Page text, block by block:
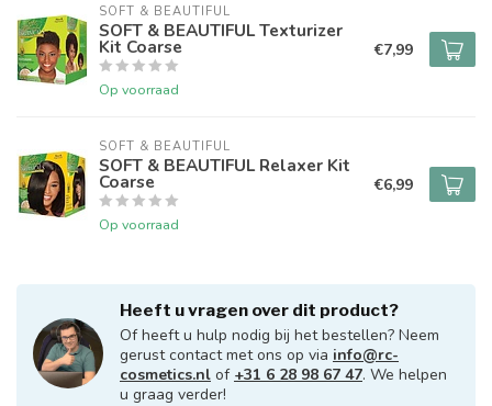
SOFT & BEAUTIFUL
SOFT & BEAUTIFUL Texturizer
Kit Coarse
Op voorraad
€7,99
SOFT & BEAUTIFUL
SOFT & BEAUTIFUL Relaxer Kit
Coarse
Op voorraad
€6,99
Heeft u vragen over dit product?
Of heeft u hulp nodig bij het bestellen? Neem
gerust contact met ons op via info@rc-
cosmetics.nl of +31 6 28 98 67 47. We helpen
u graag verder!